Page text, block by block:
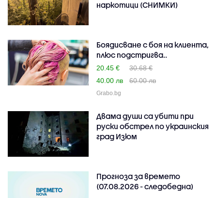
наркотици (СНИМКИ)
Боядисване с боя на клиента,
плюс подстригва..
20.45 €
30.68 €
40.00 лв
60.00 лв
Grabo.bg
Двама души са убити при
руски обстрeл по украинския
град Изюм
Прогноза за времето
(07.08.2026 - следобедна)